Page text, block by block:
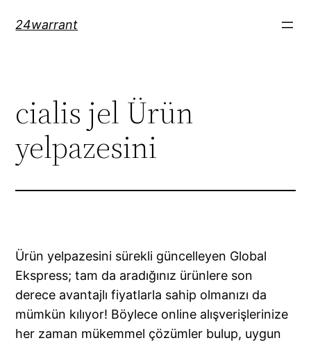
24warrant
cialis jel Ürün
yelpazesini
Ürün yelpazesini sürekli güncelleyen Global
Ekspress; tam da aradığınız ürünlere son
derece avantajlı fiyatlarla sahip olmanızı da
mümkün kılıyor! Böylece online alışverişlerinize
her zaman mükemmel çözümler bulup, uygun